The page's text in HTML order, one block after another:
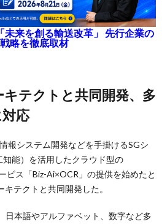
未来を創る輸送改革」 先行企業の
略を徹底取材
応
報システム開発などを手掛けるSGシ
能）を活用したクラウド型の
ビス「Biz-Ai×OCR」の提供を始めたと
テクトと共同開発した。
日本語やアルファベット、数字など多